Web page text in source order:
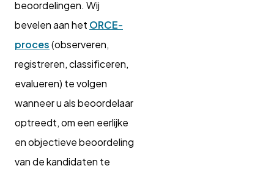
beoordelingen. Wij
bevelen aan het ORCE-
proces(observeren,
registreren, classificeren,
evalueren) te volgen
wanneer u als beoordelaar
optreedt, om een eerlijke
en objectieve beoordeling
van de kandidaten te